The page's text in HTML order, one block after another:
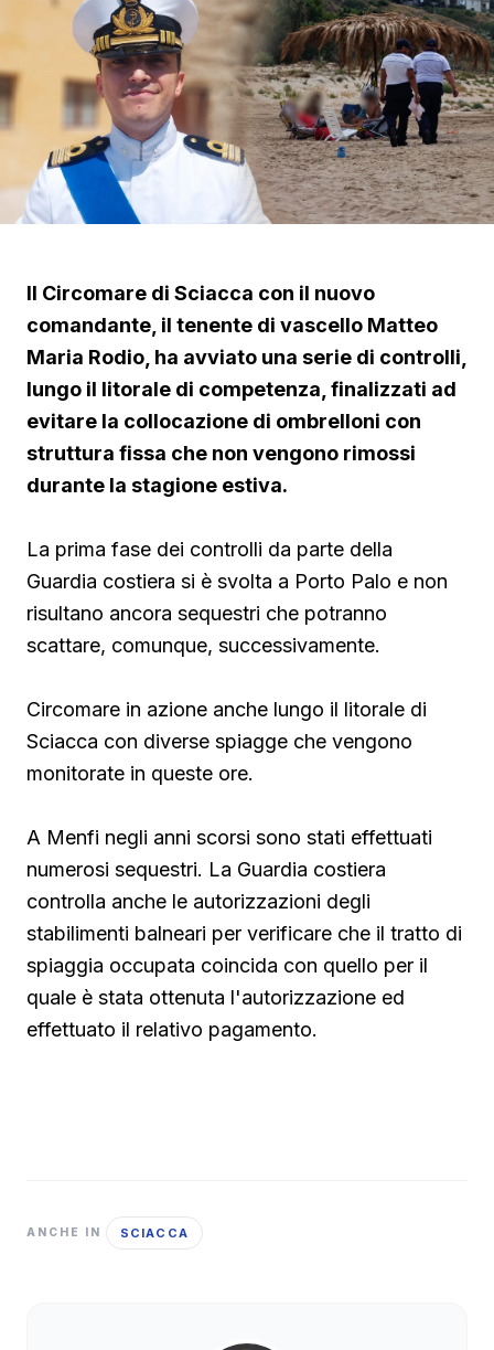
Il Circomare di Sciacca con il nuovo
comandante, il tenente di vascello Matteo
Maria Rodio, ha avviato una serie di controlli,
lungo il litorale di competenza, finalizzati ad
evitare la collocazione di ombrelloni con
struttura fissa che non vengono rimossi
durante la stagione estiva.
La prima fase dei controlli da parte della
Guardia costiera si è svolta a Porto Palo e non
risultano ancora sequestri che potranno
scattare, comunque, successivamente.
Circomare in azione anche lungo il litorale di
Sciacca con diverse spiagge che vengono
monitorate in queste ore.
A Menfi negli anni scorsi sono stati effettuati
numerosi sequestri. La Guardia costiera
controlla anche le autorizzazioni degli
stabilimenti balneari per verificare che il tratto di
spiaggia occupata coincida con quello per il
quale è stata ottenuta l'autorizzazione ed
effettuato il relativo pagamento.
ANCHE IN SCIACCA